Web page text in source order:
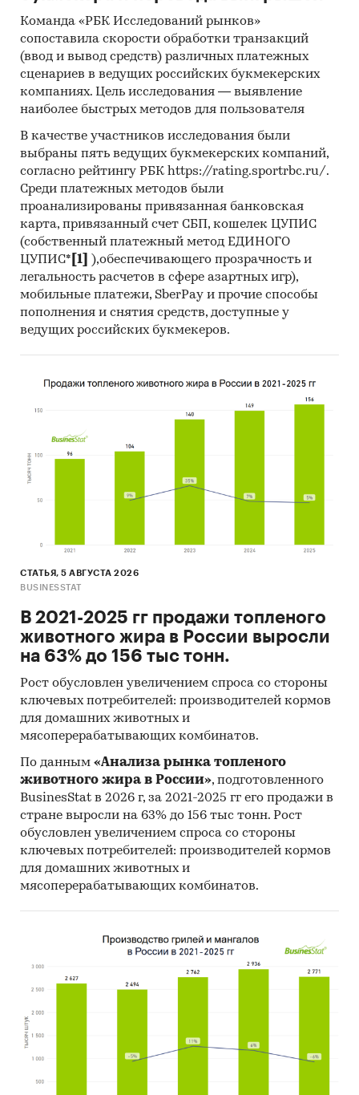
концепцию проекта и является
техническим заданием для
разработки проектной
документации и дальнейшей
проработки с учетом
инвестора, кредитора,
поставщиков оборудования и
сельхозтехники, посевных
материалов.
Суть проекта
По проекту планируется
восстановление оборота
сельскохозяйственных земель
выращиванияпшеницы
целью их дальнейшей
1. гречихи на площадях
2. пшеницы на площадях
(выкуп),
3. 2 000 га (выкуп) для ведения
селекционной работы и
зернохранилища и моторно-
зернохранилища площадью
Инициатор
проекта
Источники
финансирования
Планируется, что проект
финансируется на
руб.) за счет банковского
льготной ставке
срок *** года.
Персонал
проекта
Для обеспечения работы
предприятия планируется
создать***новых рабочих мест
средней з/п***руб. / чел. /
учета НДФЛ), что
скажется на занятости
обеспечит повышение
безопасность региона и
экспортный потенциал.
Сбыт продукции
Стратегия
развития
При выполнении плановых
показателей по проекту
Команда «РБК Исследований рынков»
сопоставила скорости обработки транзакций
(ввод и вывод средств) различных платежных
сценариев в ведущих российских букмекерских
компаниях. Цель исследования — выявление
наиболее быстрых методов для пользователя
В качестве участников исследования были
выбраны пять ведущих букмекерских компаний,
согласно рейтингу РБК https://rating.sportrbc.ru/.
Среди платежных методов были
проанализированы привязанная банковская
карта, привязанный счет СБП, кошелек ЦУПИС
(собственный платежный метод ЕДИНОГО
ЦУПИС* [1]
),обеспечивающего прозрачность и
легальность расчетов в сфере азартных игр),
мобильные платежи, SberPay и прочие способы
пополнения и снятия средств, доступные у
ведущих российских букмекеров.
СТАТЬЯ, 5 АВГУСТА 2026
BUSINESSTAT
В 2021-2025 гг продажи топленого
животного жира в России выросли
на 63% до 156 тыс тонн.
Рост обусловлен увеличением спроса со стороны
ключевых потребителей: производителей кормов
для домашних животных и
мясоперерабатывающих комбинатов.
По данным «Анализа рынка топленого
животного жира в России», подготовленного
BusinesStat в 2026 г, за 2021-2025 гг его продажи в
стране выросли на 63% до 156 тыс тонн. Рост
обусловлен увеличением спроса со стороны
ключевых потребителей: производителей кормов
для домашних животных и
мясоперерабатывающих комбинатов.